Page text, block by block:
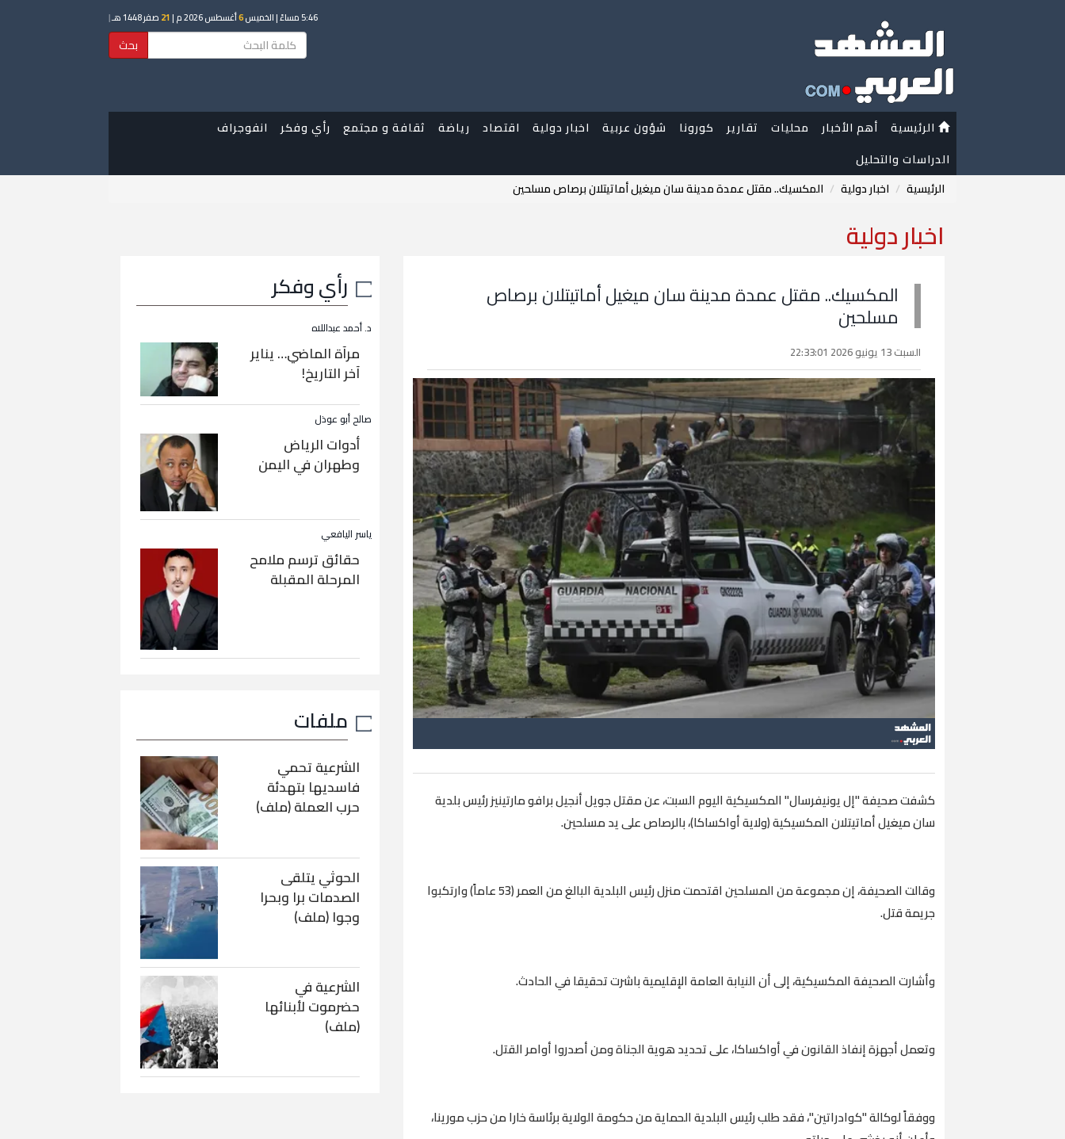
5:46 مساءً | الخميس6أغسطس 2026 م | 21 صفر 1448 هـ |
بحث
الرئيسية أهم الأخبار محليات تقارير كورونا شؤون عربية اخبار دولية اقتصاد رياضة ثقافة و مجتمع رأي وفكر
انفوجراف
الدراسات والتحليل
الرئيسية
اخبار دولية المكسيك.. مقتل عمدة مدينة سان ميغيل أماتيتلان برصاص مسلحين
اخبار دولية
المكسيك.. مقتل عمدة مدينة سان ميغيل أماتيتلان برصاص
مسلحين
السبت 13 يونيو 2026 22:33:01
كشفت صحيفة "إل يونيفرسال" المكسيكية اليوم السبت، عن مقتل جويل أنجيل برافو مارتينيز رئيس بلدية
سان ميغيل أماتيتلان المكسيكية (ولاية أواكساكا)، بالرصاص على يد مسلحين.
وقالت الصحيفة، إن مجموعة من المسلحين اقتحمت منزل رئيس البلدية البالغ من العمر (53 عاماً) وارتكبوا
جريمة قتل.
وأشارت الصحيفة المكسيكية، إلى أن النيابة العامة الإقليمية باشرت تحقيقا في الحادث.
وتعمل أجهزة إنفاذ القانون في أواكساكا، على تحديد هوية الجناة ومن أصدروا أوامر القتل.
ووفقاً لوكالة "كوادراتين"، فقد طلب رئيس البلدية الحماية من حكومة الولاية برئاسة خارا من حزب مورينا،
رأي وفكر
د. أحمد عبداللاه
مرآة الماضي… يناير
آخر التاريخ!
صالح أبو عوذل
أدوات الرياض
وطهران في اليمن
ياسر اليافعي
حقائق ترسم ملامح
المرحلة المقبلة
ملفات
الشرعية تحمي
فاسديها بتهدئة
حرب العملة (ملف)
الحوثي يتلقى
الصدمات برا وبحرا
وجوا (ملف)
الشرعية في
حضرموت لأبنائها
(ملف)